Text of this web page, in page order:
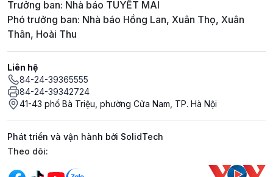
Trưởng ban: Nhà báo TUYẾT MAI
Phó trưởng ban: Nhà báo Hồng Lan, Xuân Thọ, Xuân
Thân, Hoài Thu
Liên hệ
84-24-39365555
84-24-39342724
41-43 phố Bà Triệu, phường Cửa Nam, TP. Hà Nội
Phát triển và vận hành bởi SolidTech
Mạng xã hội
Theo dõi: